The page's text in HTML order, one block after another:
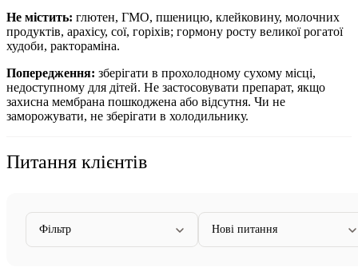
Не містить: глютен, ГМО, пшеницю, клейковину, молочних
продуктів, арахісу, сої, горіхів; гормону росту великої рогатої
худоби, рактораміна.
Попередження: зберігати в прохолодному сухому місці,
недоступному для дітей. Не застосовувати препарат, якщо
захисна мембрана пошкоджена або відсутня. Чи не
заморожувати, не зберігати в холодильнику.
Питання клієнтів
Фільтр Нові питання